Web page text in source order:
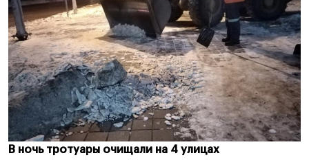
В ночь тротуары очищали на 4 улицах